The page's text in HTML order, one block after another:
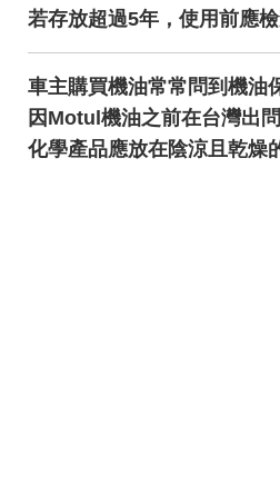
若存放超過5年，使用前應
車主購買機油常常問到機油
因Motul機油之前在台灣出
化學產品應放在陰涼且乾燥